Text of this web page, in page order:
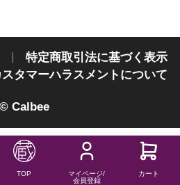
TOP
マイページ/
会員登録
カート
特定商取引法に基づく表示
スタマーハラスメントについて
© Calbee